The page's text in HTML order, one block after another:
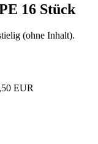
16 Stück
(ohne Inhalt).
EUR